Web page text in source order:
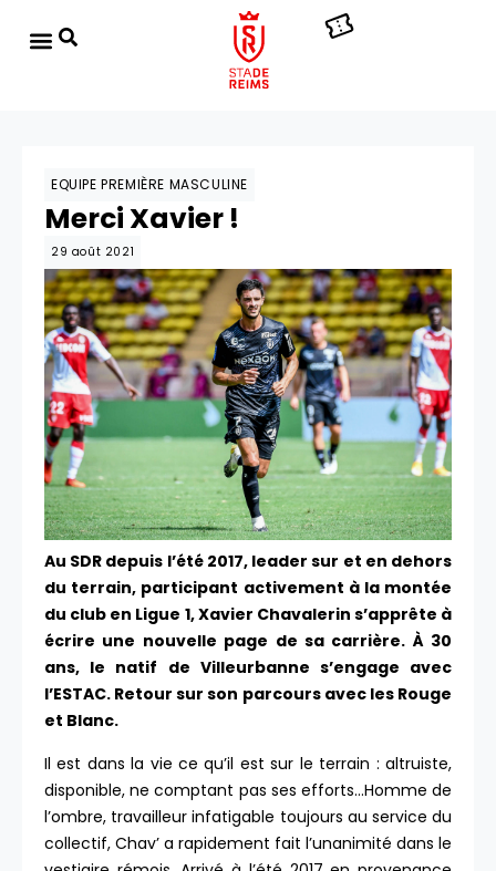
EQUIPE PREMIÈRE MASCULINE
Merci Xavier !
29 août 2021
Au SDR depuis l’été 2017, leader sur et en dehors
du terrain, participant activement à la montée
du club en Ligue 1, Xavier Chavalerin s’apprête à
écrire une nouvelle page de sa carrière. À 30
ans, le natif de Villeurbanne s’engage avec
l’ESTAC. Retour sur son parcours avec les Rouge
et Blanc.
Il est dans la vie ce qu’il est sur le terrain : altruiste,
disponible, ne comptant pas ses efforts…Homme de
l’ombre, travailleur infatigable toujours au service du
collectif, Chav’ a rapidement fait l’unanimité dans le